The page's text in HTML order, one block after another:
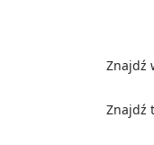
Znajdź
Znajdź